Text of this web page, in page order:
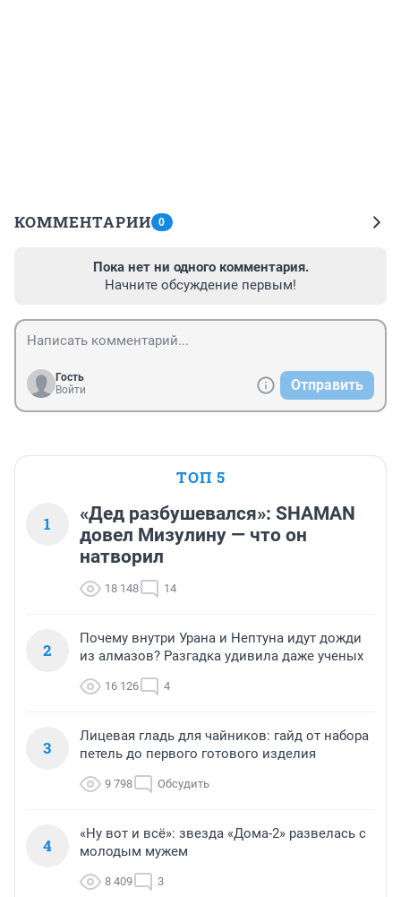
КОММЕНТАРИИ 0
Пока нет ни одного комментария.
Начните обсуждение первым!
Гость
Войти
Отправить
ТОП 5
1
«Дед разбушевался»: SHAMAN
довел Мизулину — что он
натворил
18 148 14
2
Почему внутри Урана и Нептуна идут дожди
из алмазов? Разгадка удивила даже ученых
16 126 4
3
Лицевая гладь для чайников: гайд от набора
петель до первого готового изделия
9 798 Обсудить
4
«Ну вот и всё»: звезда «Дома-2» развелась с
молодым мужем
8 409 3